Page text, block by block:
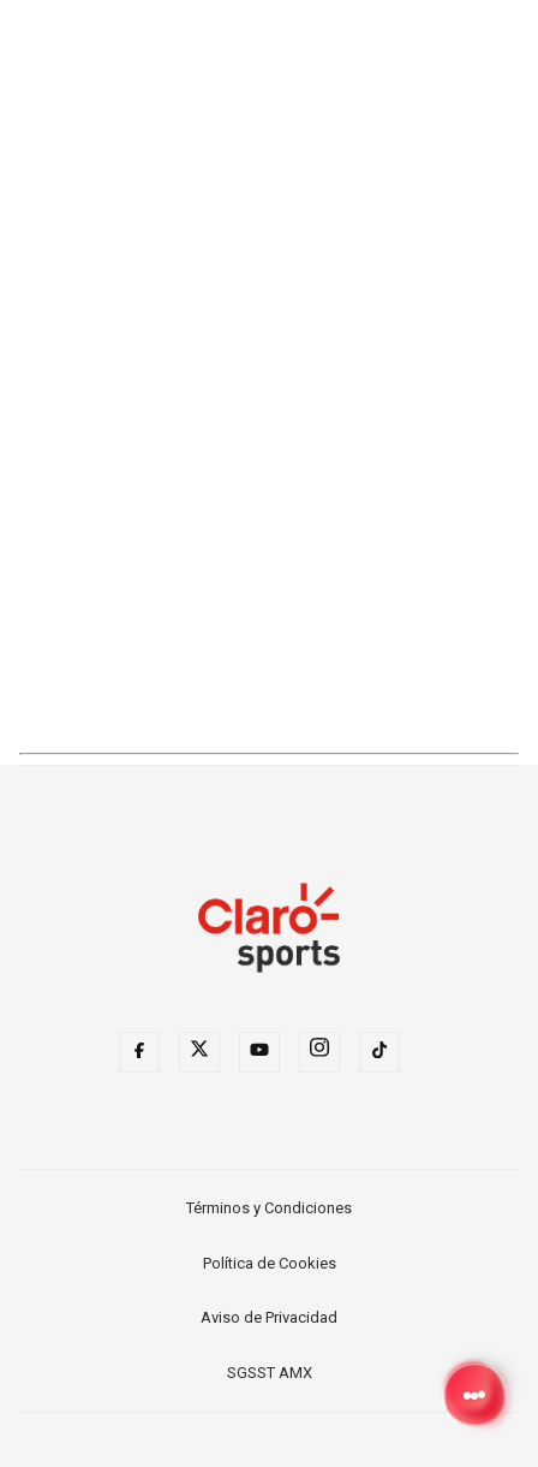
Términos y Condiciones
Política de Cookies
Aviso de Privacidad
SGSST AMX